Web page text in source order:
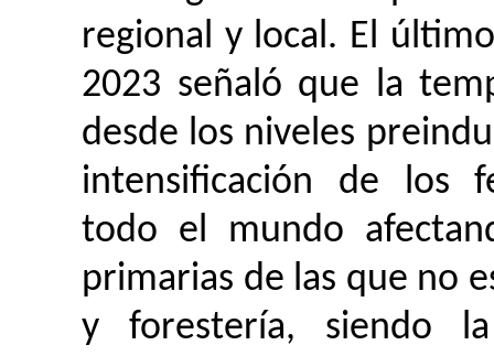
regional y local. El
2023 señaló que la
desde los niveles
intensificación de los
todo el mundo
primarias de las que no
y forestería, siendo